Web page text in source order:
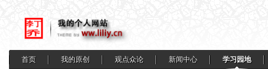
首页 我的原创 观点众论 新闻中心 学习园地